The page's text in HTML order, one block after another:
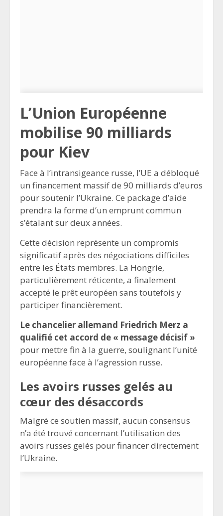
L’Union Européenne
mobilise 90 milliards
pour Kiev
Face à l’intransigeance russe, l’UE a débloqué
un financement massif de 90 milliards d’euros
pour soutenir l’Ukraine. Ce package d’aide
prendra la forme d’un emprunt commun
s’étalant sur deux années.
Cette décision représente un compromis
significatif après des négociations difficiles
entre les États membres. La Hongrie,
particulièrement réticente, a finalement
accepté le prêt européen sans toutefois y
participer financièrement.
Le chancelier allemand Friedrich Merz a
qualifié cet accord de « message décisif »
pour mettre fin à la guerre, soulignant l’unité
européenne face à l’agression russe.
Les avoirs russes gelés au
cœur des désaccords
Malgré ce soutien massif, aucun consensus
n’a été trouvé concernant l’utilisation des
avoirs russes gelés pour financer directement
l’Ukraine.